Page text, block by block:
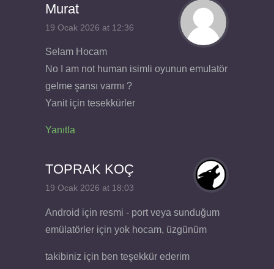
Murat
19 Ocak 2026 at 12:36
Selam Hocam
No I am not human isimli oyunun emulatör
gelme şansı varmı ?
Yanit için tesekkürler
Yanıtla
TOPRAK KOÇ
19 Ocak 2026 at 18:03
Android için resmi - port veya sunduğum
emülatörler için yok hocam, üzgünüm
takibiniz için ben teşekkür ederim